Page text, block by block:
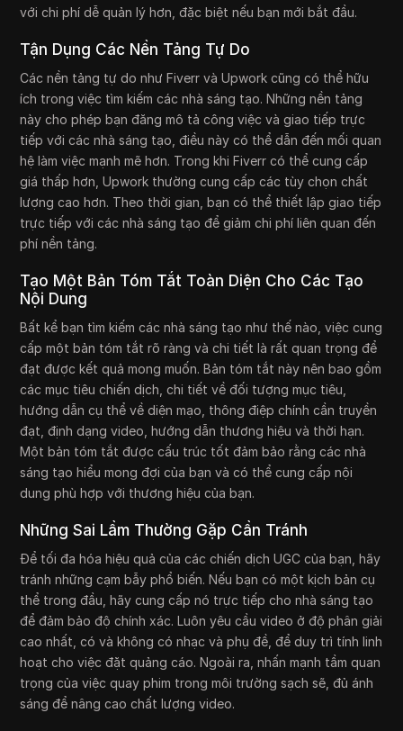
với chi phí dễ quản lý hơn, đặc biệt nếu bạn mới bắt đầu.
Tận Dụng Các Nền Tảng Tự Do
Các nền tảng tự do như Fiverr và Upwork cũng có thể hữu
ích trong việc tìm kiếm các nhà sáng tạo. Những nền tảng
này cho phép bạn đăng mô tả công việc và giao tiếp trực
tiếp với các nhà sáng tạo, điều này có thể dẫn đến mối quan
hệ làm việc mạnh mẽ hơn. Trong khi Fiverr có thể cung cấp
giá thấp hơn, Upwork thường cung cấp các tùy chọn chất
lượng cao hơn. Theo thời gian, bạn có thể thiết lập giao tiếp
trực tiếp với các nhà sáng tạo để giảm chi phí liên quan đến
phí nền tảng.
Tạo Một Bản Tóm Tắt Toàn Diện Cho Các Tạo
Nội Dung
Bất kể bạn tìm kiếm các nhà sáng tạo như thế nào, việc cung
cấp một bản tóm tắt rõ ràng và chi tiết là rất quan trọng để
đạt được kết quả mong muốn. Bản tóm tắt này nên bao gồm
các mục tiêu chiến dịch, chi tiết về đối tượng mục tiêu,
hướng dẫn cụ thể về diện mạo, thông điệp chính cần truyền
đạt, định dạng video, hướng dẫn thương hiệu và thời hạn.
Một bản tóm tắt được cấu trúc tốt đảm bảo rằng các nhà
sáng tạo hiểu mong đợi của bạn và có thể cung cấp nội
dung phù hợp với thương hiệu của bạn.
Những Sai Lầm Thường Gặp Cần Tránh
Để tối đa hóa hiệu quả của các chiến dịch UGC của bạn, hãy
tránh những cạm bẫy phổ biến. Nếu bạn có một kịch bản cụ
thể trong đầu, hãy cung cấp nó trực tiếp cho nhà sáng tạo
để đảm bảo độ chính xác. Luôn yêu cầu video ở độ phân giải
cao nhất, có và không có nhạc và phụ đề, để duy trì tính linh
hoạt cho việc đặt quảng cáo. Ngoài ra, nhấn mạnh tầm quan
trọng của việc quay phim trong môi trường sạch sẽ, đủ ánh
sáng để nâng cao chất lượng video.